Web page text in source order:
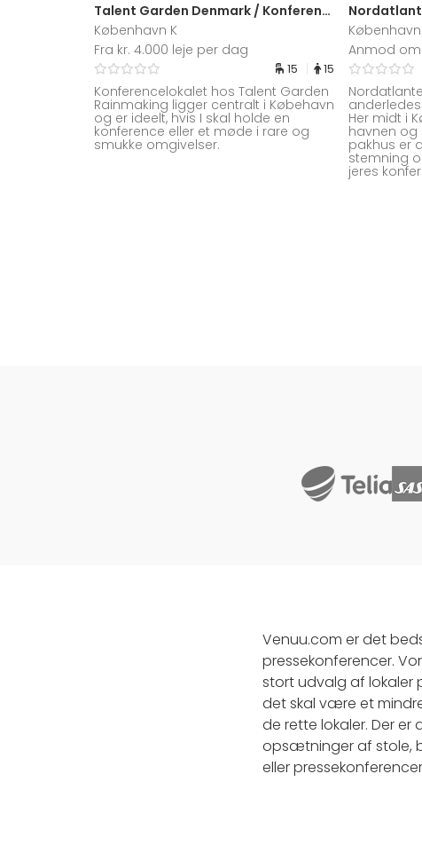
Talent Garden Denmark / Konferencelokale
København K
Fra kr. 4.000 leje per dag
15 15
Konferencelokalet hos Talent Garden
Rainmaking ligger centralt i Købehavn
og er ideelt, hvis I skal holde en
konference eller et møde i rare og
smukke omgivelser.
København
Anmod
Her midt i
havnen
pakhus er
stemning
jeres
Venuu.com er det
pressekonferencer.
stort udvalg af lokaler
det skal være et
de rette lokaler. Der
opsætninger af stole,
eller